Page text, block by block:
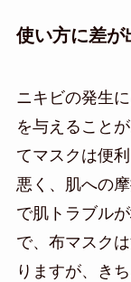
使い方に差が
ニキビの発生
を与えること
てマスクは便
悪く、肌への
で肌トラブル
で、布マスク
りますが、き